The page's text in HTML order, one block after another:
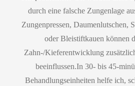
durch eine falsche Zungenlage
Zungenpressen, Daumenlutschen,
oder Bleistiftkauen können
Zahn-/Kieferentwicklung
beeinflussen.In 30- bis 45-
Behandlungseinheiten helfe ich,